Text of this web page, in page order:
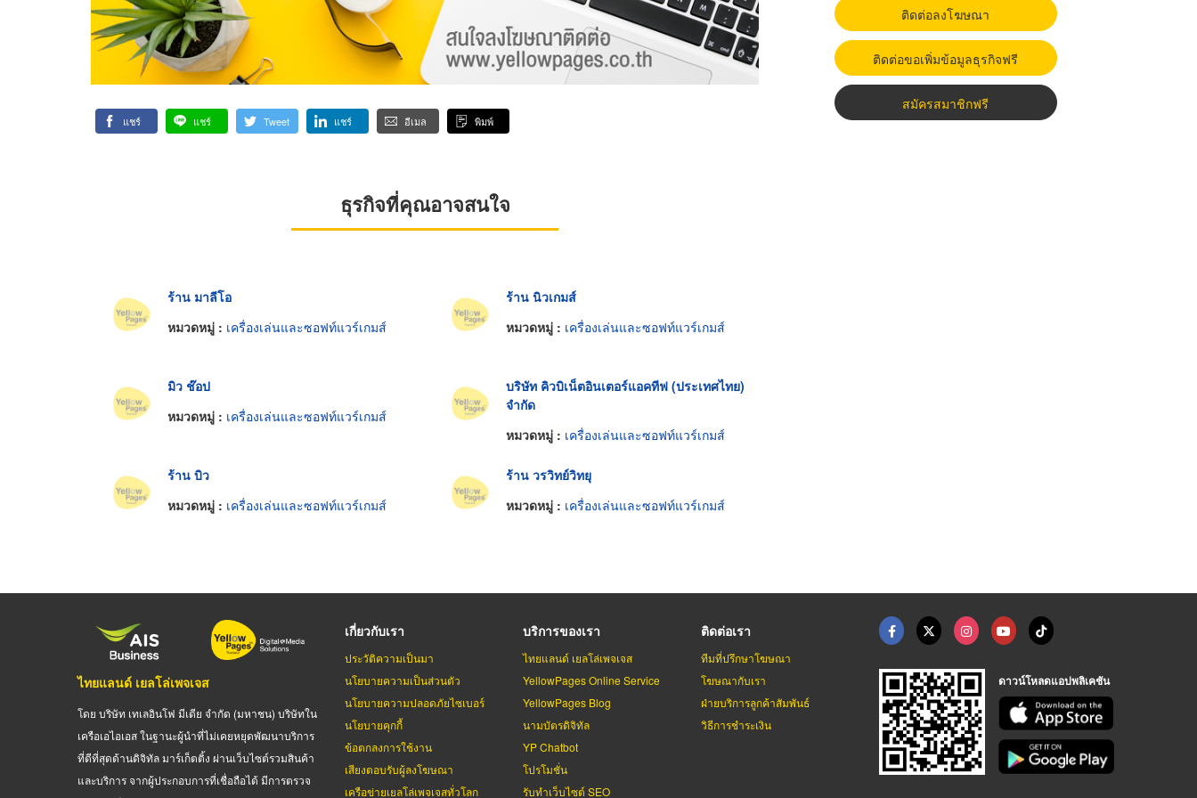
แชร์ แชร์ Tweet แชร์ อีเมล พิมพ์
ธุรกิจที่คุณอาจสนใจ
ร้าน มาลีโอ
หมวดหมู่ : เครื่องเล่นและซอฟท์แวร์เกมส์
ร้าน นิวเกมส์
หมวดหมู่ : เครื่องเล่นและซอฟท์แวร์เกมส์
มิว ช๊อป
หมวดหมู่ : เครื่องเล่นและซอฟท์แวร์เกมส์
บริษัท คิวบิเน็ตอินเตอร์แอคทีฟ (ประเทศไทย)
จำกัด
หมวดหมู่ : เครื่องเล่นและซอฟท์แวร์เกมส์
ร้าน บิว
หมวดหมู่ : เครื่องเล่นและซอฟท์แวร์เกมส์
ร้าน วรวิทย์วิทยุ
หมวดหมู่ : เครื่องเล่นและซอฟท์แวร์เกมส์
ติดต่อลงโฆษณา
ติดต่อขอเพิ่มข้อมูลธุรกิจฟรี
สมัครสมาชิกฟรี
ไทยแลนด์ เยลโล่เพจเจส
โดย บริษัท เทเลอินโฟ มีเดีย จำกัด (มหาชน) บริษัทใน
เครือเอไอเอส ในฐานะผู้นำที่ไม่เคยหยุดพัฒนาบริการ
ที่ดีที่สุดด้านดิจิทัล มาร์เก็ตติ้ง ผ่านเว็บไซต์รวมสินค้า
และบริการ จากผู้ประกอบการที่เชื่อถือได้ มีการตรวจ
เกี่ยวกับเรา
ประวัติความเป็นมา
นโยบายความเป็นส่วนตัว
นโยบายความปลอดภัยไซเบอร์
นโยบายคุกกี้
ข้อตกลงการใช้งาน
เสียงตอบรับผู้ลงโฆษณา
เครือข่ายเยลโล่เพจเจสทั่วโลก
บริการของเรา
ไทยแลนด์ เยลโล่เพจเจส
YellowPages Online Service
YellowPages Blog
นามบัตรดิจิทัล
YP Chatbot
โปรโมชั่น
รับทำเว็บไซต์ SEO
ติดต่อเรา
ทีมที่ปรึกษาโฆษณา
โฆษณากับเรา
ฝ่ายบริการลูกค้าสัมพันธ์
วิธีการชำระเงิน
ดาวน์โหลดแอปพลิเคชัน